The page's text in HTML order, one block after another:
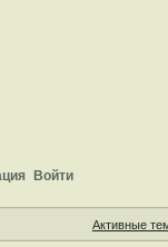
Войти
Активные